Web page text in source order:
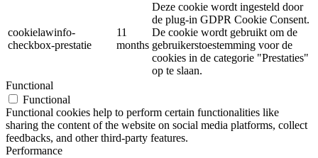
cookielawinfo-
checkbox-prestatie
11
months
Deze cookie wordt ingesteld door
de plug-in GDPR Cookie Consent.
De cookie wordt gebruikt om de
gebruikerstoestemming voor de
cookies in de categorie "Prestaties"
op te slaan.
Functional
Functional
Functional cookies help to perform certain functionalities like
sharing the content of the website on social media platforms, collect
feedbacks, and other third-party features.
Performance